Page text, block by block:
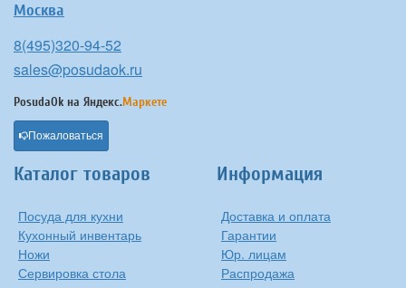
Москва
8(495)320-94-52
sales@posudaok.ru
PosudaOk на Яндекс.Маркете
Пожаловаться
Каталог товаров
Посуда для кухни
Кухонный инвентарь
Ножи
Сервировка стола
Информация
Доставка и оплата
Гарантии
Юр. лицам
Распродажа